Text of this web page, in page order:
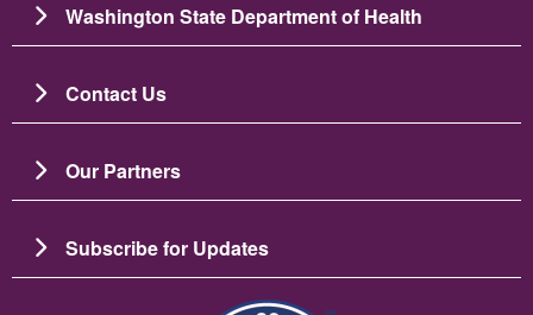
Washington State Department of Health
Contact Us
Our Partners
Subscribe for Updates